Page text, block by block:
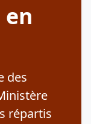
des
répartis